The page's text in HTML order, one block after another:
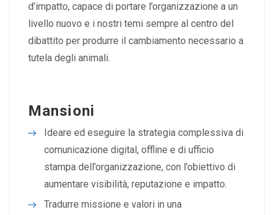
d’impatto, capace di portare l’organizzazione a un
livello nuovo e i nostri temi sempre al centro del
dibattito per produrre il cambiamento necessario a
tutela degli animali.
Mansioni
Ideare ed eseguire la strategia complessiva di
comunicazione digital, offline e di ufficio
stampa dell’organizzazione, con l’obiettivo di
aumentare visibilità, reputazione e impatto.
Tradurre missione e valori in una